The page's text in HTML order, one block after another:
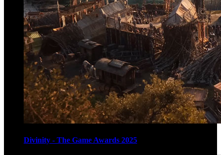
Divinity - The Game Awards 2025